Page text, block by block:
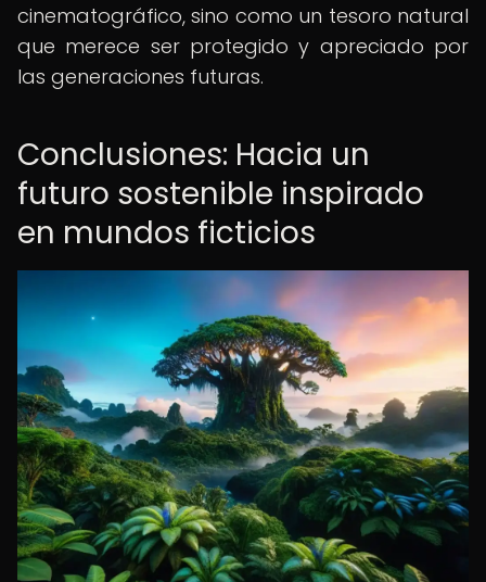
cinematográfico, sino como un tesoro natural
que merece ser protegido y apreciado por
las generaciones futuras.
Conclusiones: Hacia un
futuro sostenible inspirado
en mundos ficticios